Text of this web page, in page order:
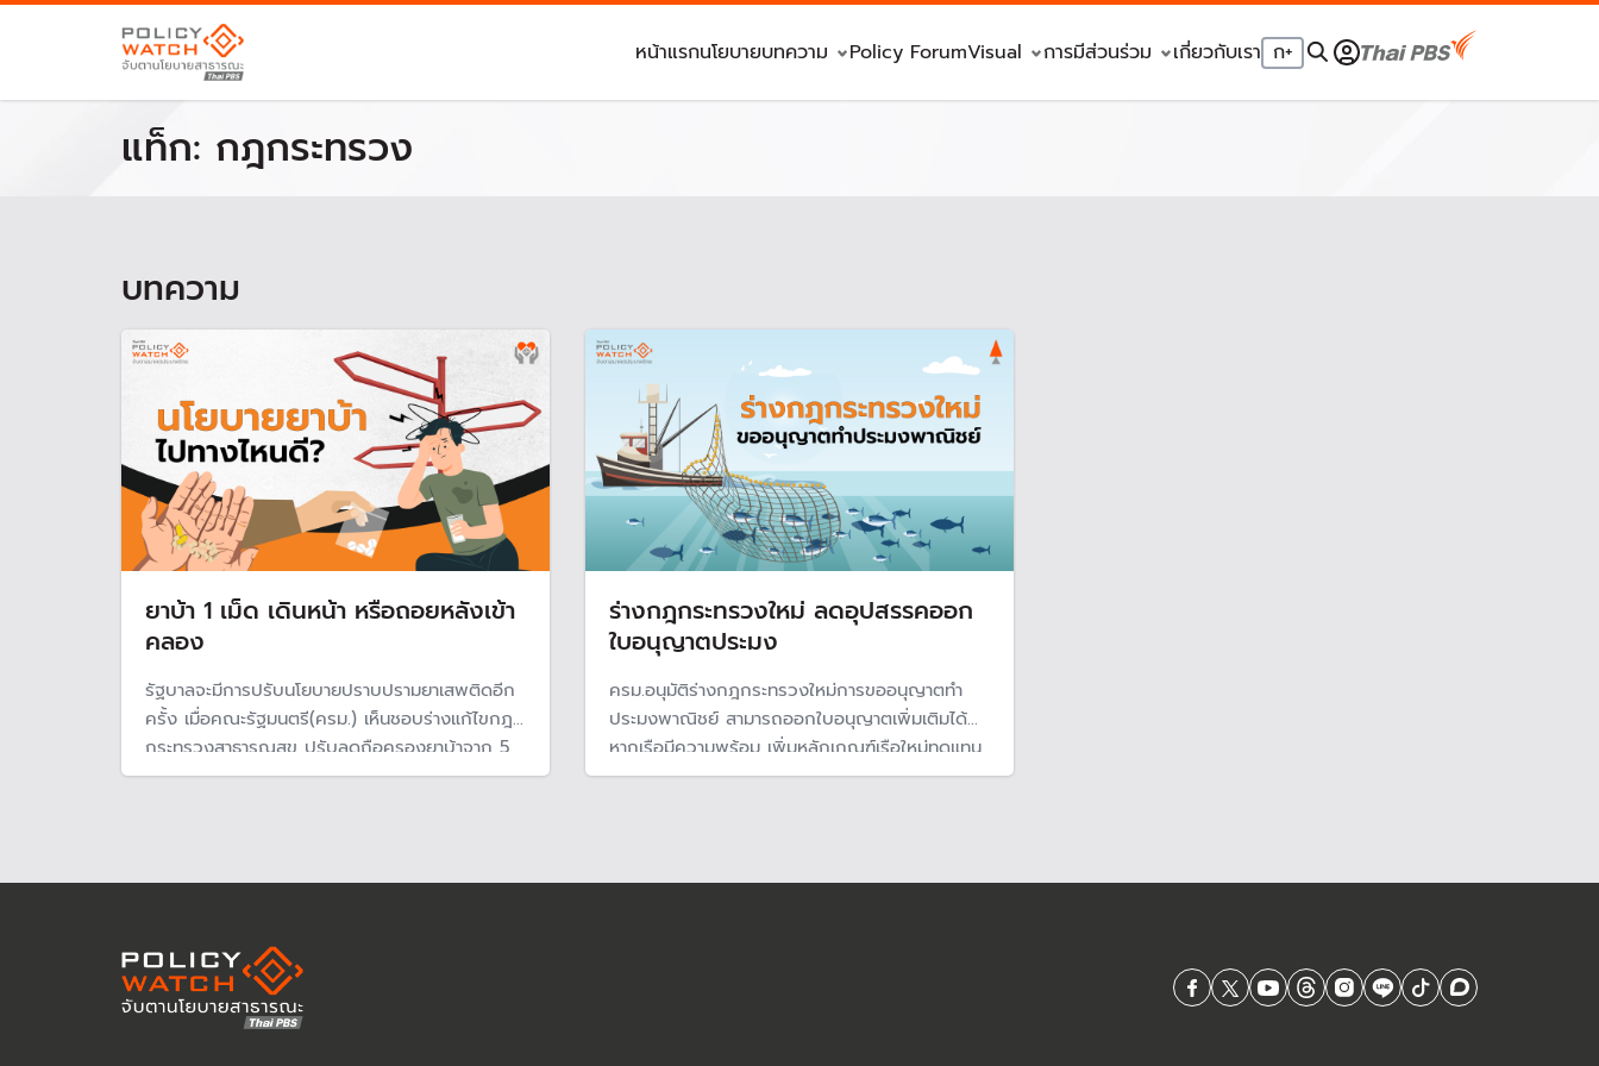
หน้าแรกนโยบายบทความ Policy ForumVisual การมีส่วนร่วม เกี่ยวกับเรา ก+
แท็ก: กฎกระทรวง
บทความ
ยาบ้า 1 เม็ด เดินหน้า หรือถอยหลังเข้า
คลอง
รัฐบาลจะมีการปรับนโยบายปราบปรามยาเสพติดอีก
ครั้ง เมื่อคณะรัฐมนตรี(ครม.) เห็นชอบร่างแก้ไขกฎ
กระทรวงสาธารณสุข ปรับลดถือครองยาบ้าจาก 5
เม็ดเหลือ 1 เม็ด ที่ถือว่า "เป็นผู้เสพ" แต่ผู้เชี่ยวชาญ
ร่างกฎกระทรวงใหม่ ลดอุปสรรคออก
ใบอนุญาตประมง
ครม.อนุมัติร่างกฎกระทรวงใหม่การขออนุญาตทำ
ประมงพาณิชย์ สามารถออกใบอนุญาตเพิ่มเติมได้
หากเรือมีความพร้อม เพิ่มหลักเกณฑ์เรือใหม่ทดแทน
เรือ เพิ่มเครื่องมือทำประมง และลดเอกสารของ